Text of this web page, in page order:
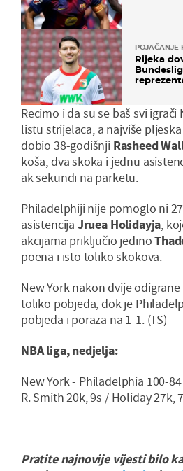
POJAČANJE
Rijeka
Recimo i da su se baš svi
listu strijelaca, a najviše
dobio 38-godišnji Rasheed
koša, dva skoka i jednu
ak sekundi na parketu.
Philadelphiji nije pomoglo ni
asistencija Jruea Holidayja,
akcijama priključio jedino
poena i isto toliko skokova.
New York nakon dvije
toliko pobjeda, dok je
pobjeda i poraza na 1-1. (TS)
NBA liga, nedjelja:
New York - Philadelphia 100-
R. Smith 20k, 9s / Holiday 27k,
Pratite najnovije vijesti bilo